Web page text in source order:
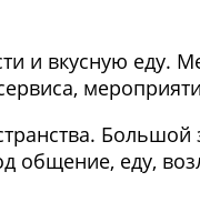
и вкусную еду.
Большой
общение, еду,